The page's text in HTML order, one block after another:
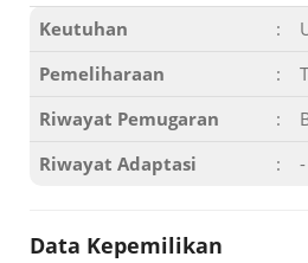
Keutuhan :
Pemeliharaan
:
Riwayat Pemugaran
:
Riwayat Adaptasi
: -
Data Kepemilikan